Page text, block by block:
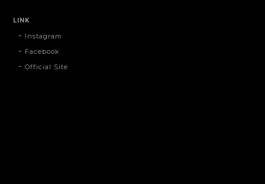
LINK
Instagram
Facebook
Official Site